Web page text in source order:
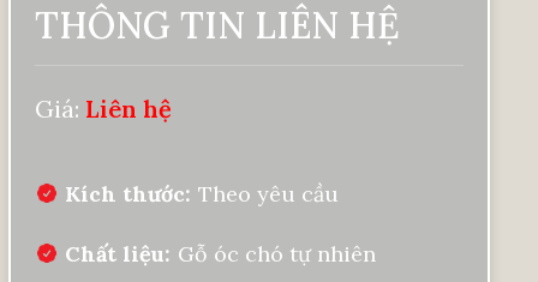
THÔNG TIN LIÊN HỆ
Giá: Liên hệ
Kích thước Theo yêu cầu
Chất liệu Gỗ óc chó tự nhiên